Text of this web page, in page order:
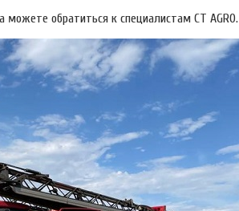
обратиться к специалистам CT AGRO.